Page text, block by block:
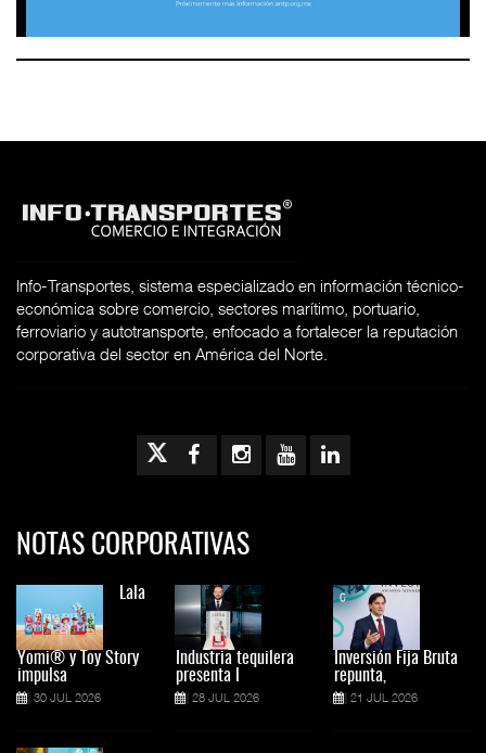
Info-Transportes, sistema especializado en información técnico-
económica sobre comercio, sectores marítimo, portuario,
ferroviario y autotransporte, enfocado a fortalecer la reputación
corporativa del sector en América del Norte.
NOTAS CORPORATIVAS
Lala
Yomi® y Toy Story
impulsa
30 JUL 2026
Industria tequilera
presenta l
28 JUL 2026
Inversión Fija Bruta
repunta,
21 JUL 2026